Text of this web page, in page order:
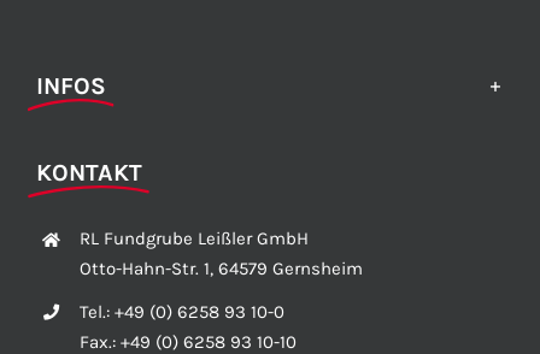
INFOS
KONTAKT
RL Fundgrube Leißler GmbH
Otto-Hahn-Str. 1, 64579 Gernsheim
Tel.: +49 (0) 6258 93 10-0
Fax.: +49 (0) 6258 93 10-10